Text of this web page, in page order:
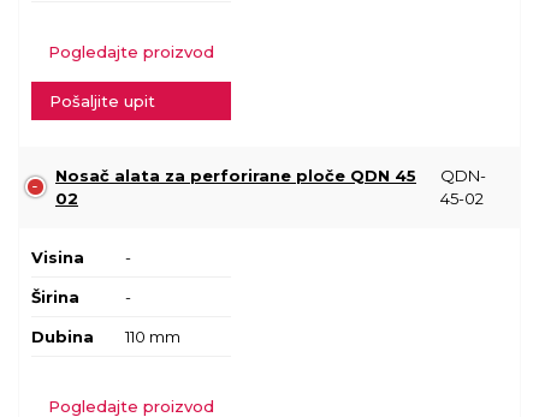
Pogledajte proizvod
Pošaljite upit
Nosač alata za perforirane ploče QDN 45
02
QDN-
45-02
Visina -
Širina -
Dubina 110 mm
Pogledajte proizvod